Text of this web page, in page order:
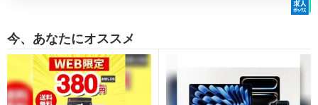
今、あなたにオススメ